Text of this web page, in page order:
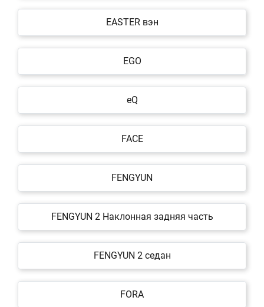
EASTER вэн
EGO
eQ
FACE
FENGYUN
FENGYUN 2 Наклонная задняя часть
FENGYUN 2 седан
FORA